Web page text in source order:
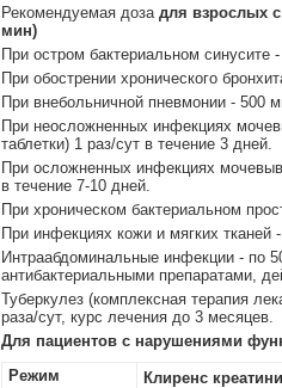
Рекомендуемая доза для взрослых
мин)
При остром бактериальном синусите
При обострении хронического
При внебольничной пневмонии - 500
При неосложненных инфекциях
таблетки) 1 раз/сут в течение 3 дней.
При осложненных инфекциях
в течение 7-10 дней.
При хроническом бактериальном
При инфекциях кожи и мягких тканей
Интраабдоминальные инфекции - по
антибактериальными препаратами,
Туберкулез (комплексная терапия
раза/сут, курс лечения до 3 месяцев.
Для пациентов с нарушениями
Режим
Клиренс